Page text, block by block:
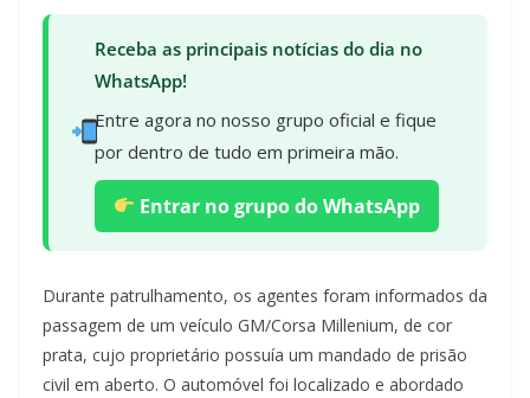
Receba as principais notícias do dia no
WhatsApp!
Entre agora no nosso grupo oficial e fique
por dentro de tudo em primeira mão.
Entrar no grupo do WhatsApp
Durante patrulhamento, os agentes foram informados da
passagem de um veículo GM/Corsa Millenium, de cor
prata, cujo proprietário possuía um mandado de prisão
civil em aberto. O automóvel foi localizado e abordado